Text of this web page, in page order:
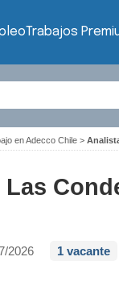
Trabajos
en Adecco Chile >
2026 1 vacante